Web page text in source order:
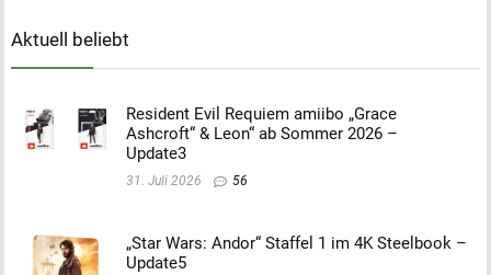
Aktuell beliebt
Resident Evil Requiem amiibo „Grace
Ashcroft“ & Leon“ ab Sommer 2026 –
Update3
31. Juli 2026 56
„Star Wars: Andor“ Staffel 1 im 4K Steelbook –
Update5